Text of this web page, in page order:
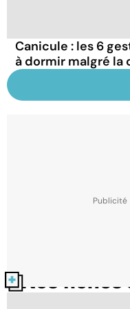
Canicule : les 6
à dormir malgré la
Nos fiches